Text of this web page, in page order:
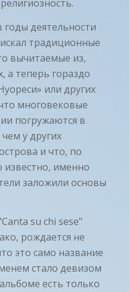
деятельности
традиционные
вычитаемые из,
а теперь гораздо
или других
многовековые
погружаются в
у других
и что, по
известно, именно
заложили основы
su chi sese"
рождается не
это само название
стало девизом
есть только